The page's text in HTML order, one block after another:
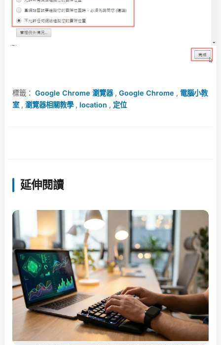
標籤： Google Chrome 瀏覽器, Google Chrome , 電腦小教
室 , 瀏覽器相關教學, location , 定位
延伸閱讀